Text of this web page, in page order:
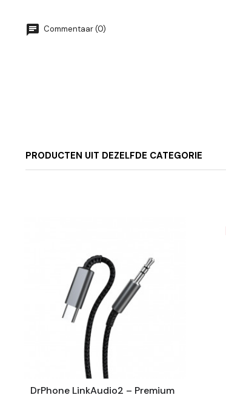
Commentaar (0)
PRODUCTEN UIT DEZELFDE CATEGORIE
DrPhone LinkAudio2 – Premium